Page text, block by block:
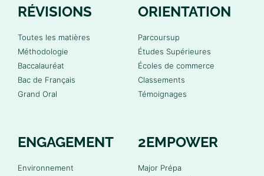
RÉVISIONS
Toutes les matières
Méthodologie
Baccalauréat
Bac de Français
Grand Oral
ORIENTATION
Parcoursup
Études Supérieures
Écoles de commerce
Classements
Témoignages
ENGAGEMENT
Environnement
2EMPOWER
Major Prépa